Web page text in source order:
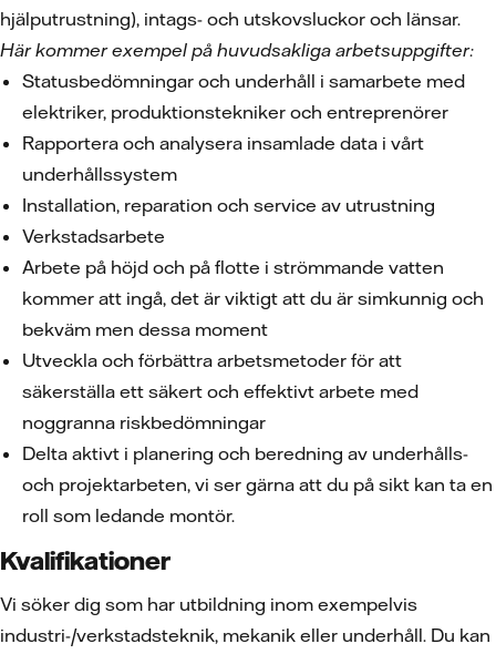
hjälputrustning), intags- och utskovsluckor och länsar.
Här kommer exempel på huvudsakliga arbetsuppgifter:
Statusbedömningar och underhåll i samarbete med
elektriker, produktionstekniker och entreprenörer
Rapportera och analysera insamlade data i vårt
underhållssystem
Installation, reparation och service av utrustning
Verkstadsarbete
Arbete på höjd och på flotte i strömmande vatten
kommer att ingå, det är viktigt att du är simkunnig och
bekväm men dessa moment
Utveckla och förbättra arbetsmetoder för att
säkerställa ett säkert och effektivt arbete med
noggranna riskbedömningar
Delta aktivt i planering och beredning av underhålls-
och projektarbeten, vi ser gärna att du på sikt kan ta en
roll som ledande montör.
Kvalifikationer
Vi söker dig som har utbildning inom exempelvis
industri-/verkstadsteknik, mekanik eller underhåll. Du kan